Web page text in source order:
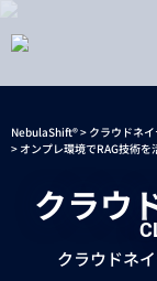
NebulaShift®
クラウドネ
オンプレ環境でRAG技術
クラウ
クラウドネ